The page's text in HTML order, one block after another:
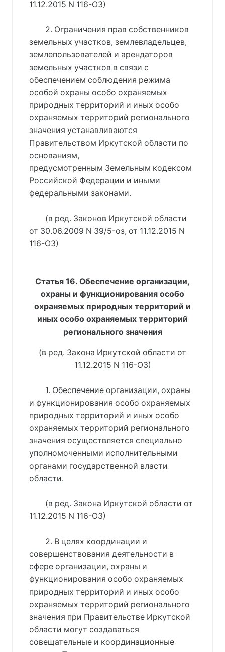
11.12.2015 N 116-ОЗ)
2. Ограничения прав собственников
земельных участков, землевладельцев,
землепользователей и арендаторов
земельных участков в связи с
обеспечением соблюдения режима
особой охраны особо охраняемых
природных территорий и иных особо
охраняемых территорий регионального
значения устанавливаются
Правительством Иркутской области по
основаниям,
предусмотренным Земельным кодексом
Российской Федерации и иными
федеральными законами.
(в ред. Законов Иркутской области
от 30.06.2009 N 39/5-оз, от 11.12.2015 N
116-ОЗ)
Статья 16. Обеспечение организации,
охраны и функционирования особо
охраняемых природных территорий и
иных особо охраняемых территорий
регионального значения
(в ред. Закона Иркутской области от
11.12.2015 N 116-ОЗ)
1. Обеспечение организации, охраны
и функционирования особо охраняемых
природных территорий и иных особо
охраняемых территорий регионального
значения осуществляется специально
уполномоченными исполнительными
органами государственной власти
области.
(в ред. Закона Иркутской области от
11.12.2015 N 116-ОЗ)
2. В целях координации и
совершенствования деятельности в
сфере организации, охраны и
функционирования особо охраняемых
природных территорий и иных особо
охраняемых территорий регионального
значения при Правительстве Иркутской
области могут создаваться
совещательные и координационные